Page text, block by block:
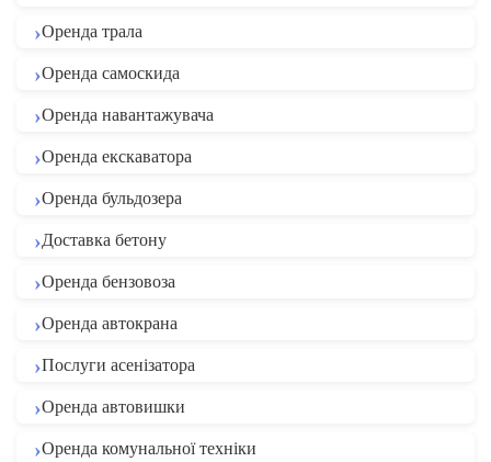
Оренда трала
Оренда самоскида
Оренда навантажувача
Оренда екскаватора
Оренда бульдозера
Доставка бетону
Оренда бензовоза
Оренда автокрана
Послуги асенізатора
Оренда автовишки
Оренда комунальної техніки